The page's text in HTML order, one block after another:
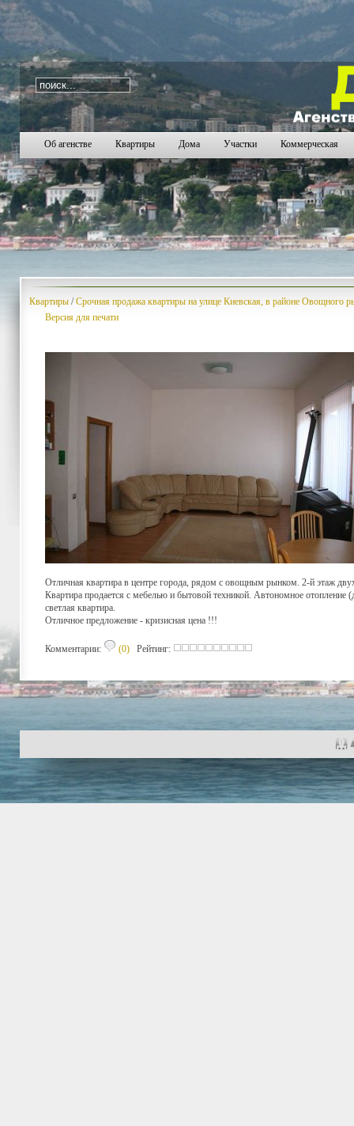
i=16
60616263 6465 6869 71 7273
Об агенстве Квартиры Дома Участки Коммерческая
Квартиры /Срочная продажа квартиры на улице Киевская, в районе Овощного
Версия для печати
Отличная квартира в центре города, рядом с овощным рынком. 2-й этаж
Квартира продается с мебелью и бытовой техникой. Автономное отопление
светлая квартира.
Отличное предложение - кризисная цена !!!
Комментарии: (0) Рейтинг: